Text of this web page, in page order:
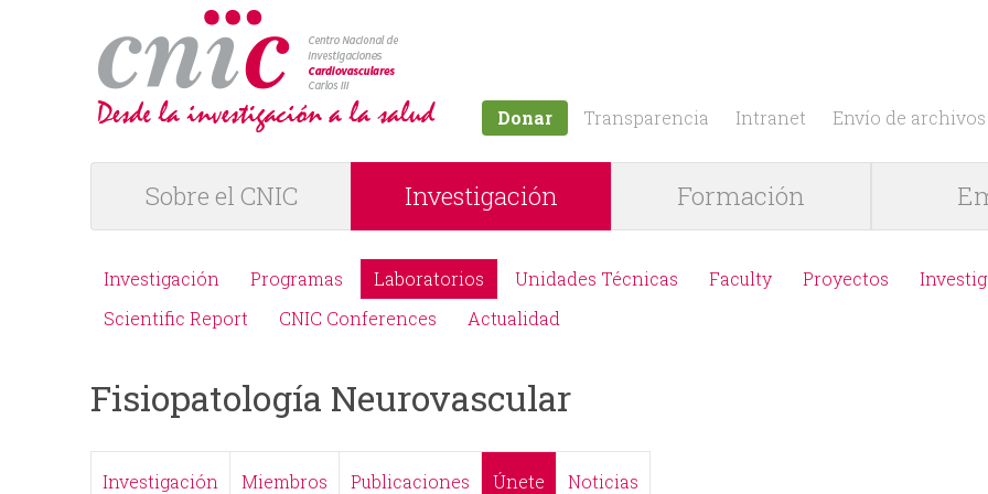
Donar Transparencia Intranet Envío de archivos
e
n
R
Sobre el CNIC Investigación Formación
M
n
ú
Investigación Programas Laboratorios Unidades Técnicas Faculty Proyectos
Scientific Report
CNIC Conferences Actualidad
Fisiopatología Neurovascular
Investigación Miembros Publicaciones Únete Noticias